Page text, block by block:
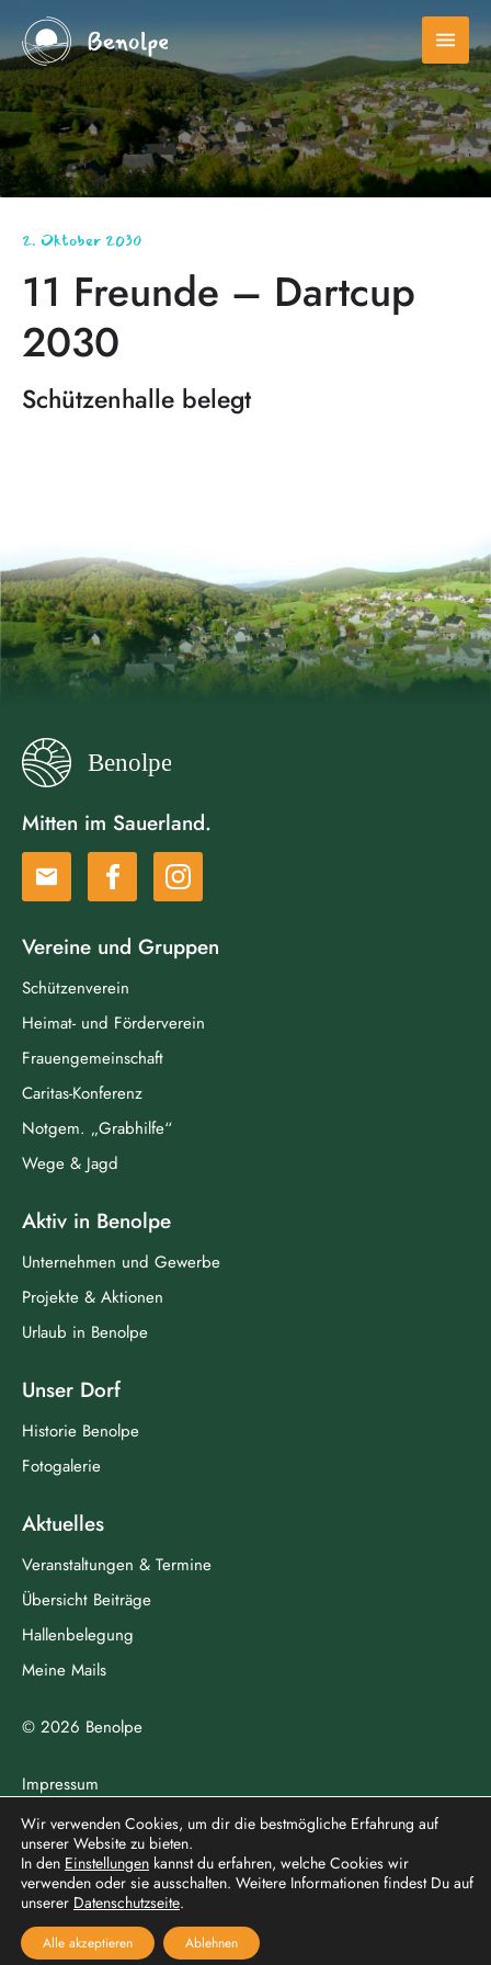
menu
2. Oktober 2030
11 Freunde – Dartcup
2030
Schützenhalle belegt
Mitten im Sauerland.
email
Vereine und Gruppen
Schützenverein
Heimat- und Förderverein
Frauengemeinschaft
Caritas-Konferenz
Notgem. „Grabhilfe“
Wege & Jagd
Aktiv in Benolpe
Unternehmen und Gewerbe
Projekte & Aktionen
Urlaub in Benolpe
Unser Dorf
Historie Benolpe
Fotogalerie
Aktuelles
Veranstaltungen & Termine
Übersicht Beiträge
Hallenbelegung
Meine Mails
© 2026 Benolpe
Impressum
Datenschutz
north
Wir verwenden Cookies, um dir die bestmögliche Erfahrung auf
unserer Website zu bieten.
In den Einstellungen kannst du erfahren, welche Cookies wir
verwenden oder sie ausschalten. Weitere Informationen findest Du auf
unserer Datenschutzseite.
Alle akzeptieren Ablehnen